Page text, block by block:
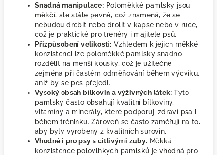
Snadná manipulace: Poloměkké pamlsky jsou
měkčí, ale stále pevné, což znamená, že se
nebudou drobit nebo drolit v kapse nebo v ruce,
což je praktické pro trenéry i majitele psů.
Přizpůsobení velikosti: Vzhledem k jejich měkké
konzistenci lze poloměkké pamlsky snadno
rozdělit na menší kousky, což je užitečné
zejména při častém odměňování během výcviku,
aniž by se pes přejedl.
Vysoký obsah bílkovin a výživných látek: Tyto
pamlsky často obsahují kvalitní bílkoviny,
vitamíny a minerály, které podporují zdraví psa i
během tréninku. Zároveň se často zaměřují na to,
aby byly vyrobeny z kvalitních surovin.
Vhodné i pro psy s citlivými zuby: Měkká
konzistence polovlhkých pamlsků je vhodná pro